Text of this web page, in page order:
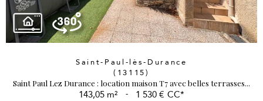
Saint-Paul-lès-Durance
(13115)
Saint Paul Lez Durance : location maison T7 avec belles terrasses...
143,05 m² - 1 530 € CC*